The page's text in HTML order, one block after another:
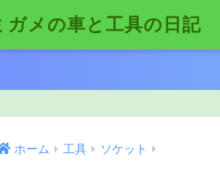
ガメの車と工具の日記
ホーム 工具 ソケット